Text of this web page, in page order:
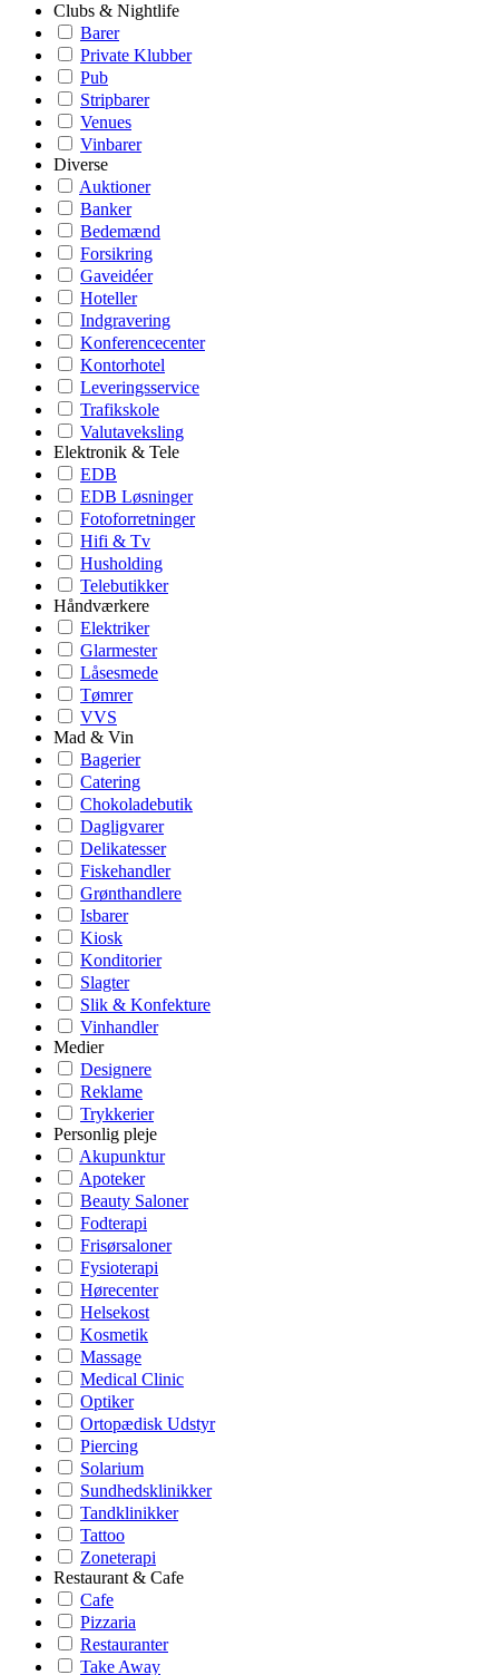
Clubs & Nightlife
Barer
Private Klubber
Pub
Stripbarer
Venues
Vinbarer
Diverse
Auktioner
Banker
Bedemænd
Forsikring
Gaveidéer
Hoteller
Indgravering
Konferencecenter
Kontorhotel
Leveringsservice
Trafikskole
Valutaveksling
Elektronik & Tele
EDB
EDB Løsninger
Fotoforretninger
Hifi & Tv
Husholding
Telebutikker
Håndværkere
Elektriker
Glarmester
Låsesmede
Tømrer
VVS
Mad & Vin
Bagerier
Catering
Chokoladebutik
Dagligvarer
Delikatesser
Fiskehandler
Grønthandlere
Isbarer
Kiosk
Konditorier
Slagter
Slik & Konfekture
Vinhandler
Medier
Designere
Reklame
Trykkerier
Personlig pleje
Akupunktur
Apoteker
Beauty Saloner
Fodterapi
Frisørsaloner
Fysioterapi
Hørecenter
Helsekost
Kosmetik
Massage
Medical Clinic
Optiker
Ortopædisk Udstyr
Piercing
Solarium
Sundhedsklinikker
Tandklinikker
Tattoo
Zoneterapi
Restaurant & Cafe
Cafe
Pizzaria
Restauranter
Take Away